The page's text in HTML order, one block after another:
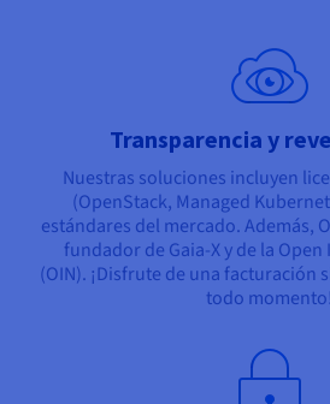
Transparencia y
Nuestras soluciones incluyen
(OpenStack, Managed
estándares del mercado. Además,
fundador de Gaia-X y de la
(OIN). ¡Disfrute de una facturación
todo momento!